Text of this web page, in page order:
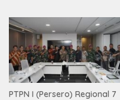
PTPN I (Persero) Regional 7